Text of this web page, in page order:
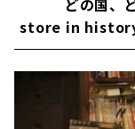
東日本大震
コンセプト
どの国、
store in history